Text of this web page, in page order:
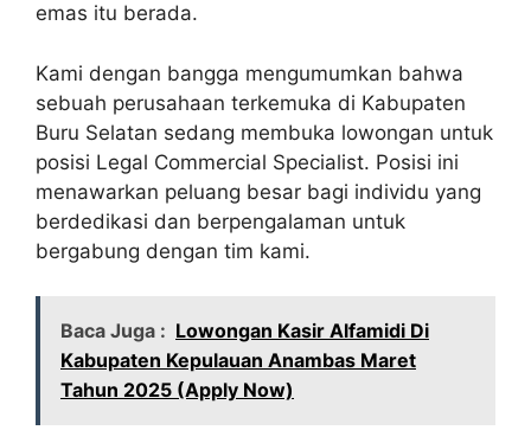
emas itu berada.
Kami dengan bangga mengumumkan bahwa
sebuah perusahaan terkemuka di Kabupaten
Buru Selatan sedang membuka lowongan untuk
posisi Legal Commercial Specialist. Posisi ini
menawarkan peluang besar bagi individu yang
berdedikasi dan berpengalaman untuk
bergabung dengan tim kami.
Baca Juga : Lowongan Kasir Alfamidi Di
Kabupaten Kepulauan Anambas Maret
Tahun 2025 (Apply Now)